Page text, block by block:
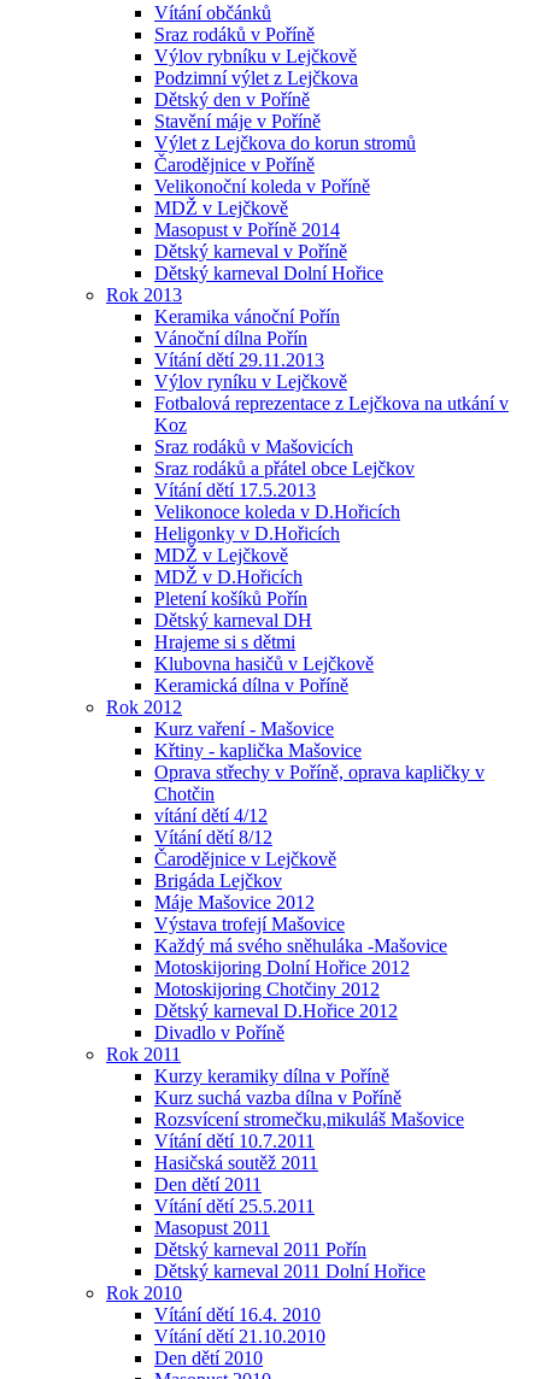
Vítání občánků
Sraz rodáků v Poříně
Výlov rybníku v Lejčkově
Podzimní výlet z Lejčkova
Dětský den v Poříně
Stavění máje v Poříně
Výlet z Lejčkova do korun stromů
Čarodějnice v Poříně
Velikonoční koleda v Poříně
MDŽ v Lejčkově
Masopust v Poříně 2014
Dětský karneval v Poříně
Dětský karneval Dolní Hořice
Rok 2013
Keramika vánoční Pořín
Vánoční dílna Pořín
Vítání dětí 29.11.2013
Výlov ryníku v Lejčkově
Fotbalová reprezentace z Lejčkova na utkání v
Koz
Sraz rodáků v Mašovicích
Sraz rodáků a přátel obce Lejčkov
Vítání dětí 17.5.2013
Velikonoce koleda v D.Hořicích
Heligonky v D.Hořicích
MDŽ v Lejčkově
MDŽ v D.Hořicích
Pletení košíků Pořín
Dětský karneval DH
Hrajeme si s dětmi
Klubovna hasičů v Lejčkově
Keramická dílna v Poříně
Rok 2012
Kurz vaření - Mašovice
Křtiny - kaplička Mašovice
Oprava střechy v Poříně, oprava kapličky v
Chotčin
vítání dětí 4/12
Vítání dětí 8/12
Čarodějnice v Lejčkově
Brigáda Lejčkov
Máje Mašovice 2012
Výstava trofejí Mašovice
Každý má svého sněhuláka -Mašovice
Motoskijoring Dolní Hořice 2012
Motoskijoring Chotčiny 2012
Dětský karneval D.Hořice 2012
Divadlo v Poříně
Rok 2011
Kurzy keramiky dílna v Poříně
Kurz suchá vazba dílna v Poříně
Rozsvícení stromečku,mikuláš Mašovice
Vítání dětí 10.7.2011
Hasičská soutěž 2011
Den dětí 2011
Vítání dětí 25.5.2011
Masopust 2011
Dětský karneval 2011 Pořín
Dětský karneval 2011 Dolní Hořice
Rok 2010
Vítání dětí 16.4. 2010
Vítání dětí 21.10.2010
Den dětí 2010